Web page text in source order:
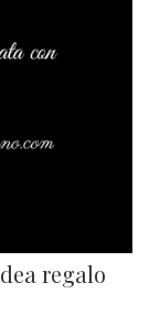
regalo